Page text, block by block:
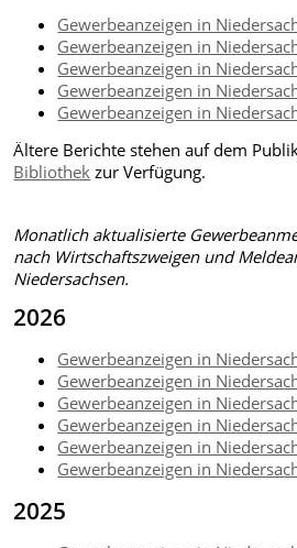
Gewerbeanzeigen in
Gewerbeanzeigen in
Gewerbeanzeigen in
Gewerbeanzeigen in
Gewerbeanzeigen in
Ältere Berichte stehen auf dem
Bibliothek zur Verfügung.
Monatlich aktualisierte
nach Wirtschaftszweigen und
Niedersachsen.
2026
Gewerbeanzeigen in
Gewerbeanzeigen in
Gewerbeanzeigen in
Gewerbeanzeigen in
Gewerbeanzeigen in
Gewerbeanzeigen in
2025